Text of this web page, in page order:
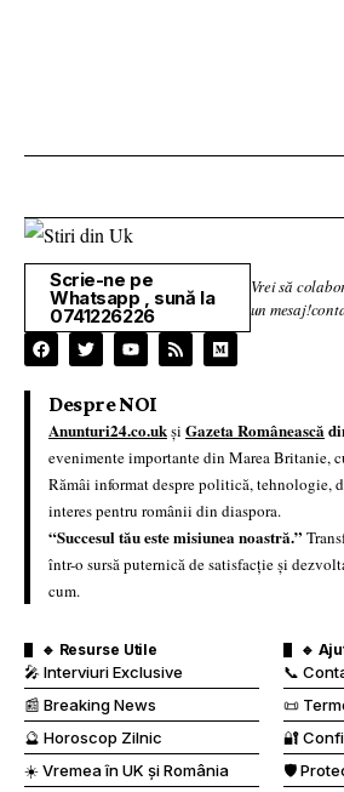
Scrie-ne pe
Whatsapp , sună la
0741226226
Vrei să
un
Despre NOI
Anunturi24.co.ukși Gazeta Românească
evenimente importante din Marea Britanie,
Rămâi informat despre politică, tehnologie,
interes pentru românii din diaspora.
“Succesul tău este misiunea noastră.”
într-o sursă puternică de satisfacție și
cum.
🔹 Resurse Utile
🎤 Interviuri Exclusive
📰 Breaking News
🔮 Horoscop Zilnic
☀️ Vremea în UK și România
🔹
📞
📜
🔐
🛡️